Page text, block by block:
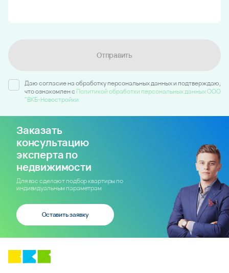
Отправить
Даю согласие на обработку персональных данных и подтверждаю,
что ознакомлен c Политикой обработки персональных данных ООО
"ВКБ-Новостройки
Заказать
консультацию
эксперта по
недвижимости
Для вас сделают подбор квартиры по
индивидуальным параметрам
Оставить заявку